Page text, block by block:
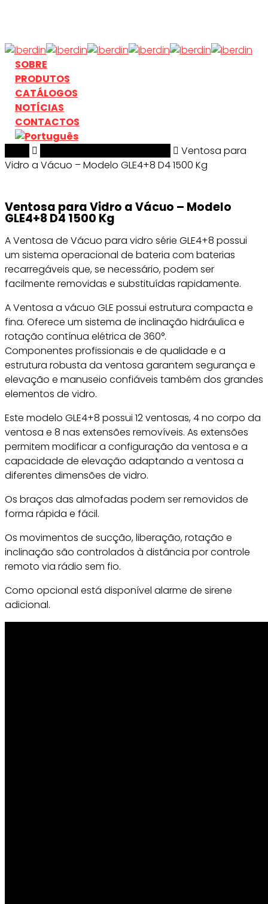
main
content
search
Menu
SOBRE
PRODUTOS
CATÁLOGOS
NOTÍCIAS
CONTACTOS
search
Ventosa para
Vidro a Vácuo – Modelo GLE4+8 D4 1500 Kg
Ventosa para Vidro a Vácuo – Modelo
GLE4+8 D4 1500 Kg
A Ventosa de Vácuo para vidro série GLE4+8 possui
um sistema operacional de bateria com baterias
recarregáveis que, se necessário, podem ser
facilmente removidas e substituídas rapidamente.
A Ventosa a vácuo GLE possui estrutura compacta e
fina. Oferece um sistema de inclinação hidráulica e
rotação contínua elétrica de 360°.
Componentes profissionais e de qualidade e a
estrutura robusta da ventosa garantem segurança e
elevação e manuseio confiáveis também dos grandes
elementos de vidro.
Este modelo GLE4+8 possui 12 ventosas, 4 no corpo da
ventosa e 8 nas extensões removíveis. As extensões
permitem modificar a configuração da ventosa e a
capacidade de elevação adaptando a ventosa a
diferentes dimensões de vidro.
Os braços das almofadas podem ser removidos de
forma rápida e fácil.
Os movimentos de sucção, liberação, rotação e
inclinação são controlados à distância por controle
remoto via rádio sem fio.
Como opcional está disponível alarme de sirene
adicional.